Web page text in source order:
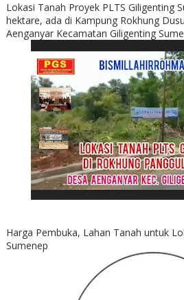
Lokasi Tanah Proyek PLTS Giligenting
hektare, ada di Kampung Rokhung
Aenganyar Kecamatan Giligenting
Harga Pembuka, Lahan Tanah untuk
Sumenep